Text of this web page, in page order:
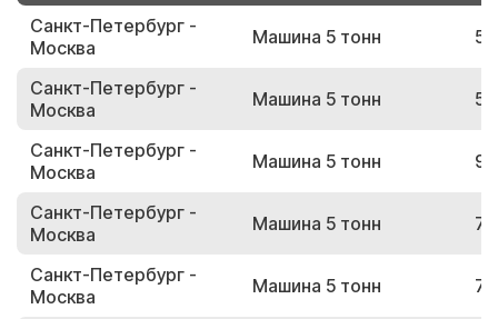
Санкт-Петербург -
Москва
Машина 5 тонн
Санкт-Петербург -
Москва
Машина 5 тонн
Санкт-Петербург -
Москва
Машина 5 тонн
Санкт-Петербург -
Москва
Машина 5 тонн
Санкт-Петербург -
Москва
Машина 5 тонн